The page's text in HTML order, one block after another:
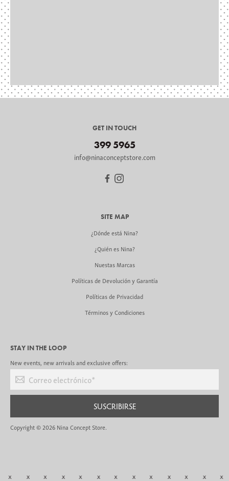
GET IN TOUCH
399 5965
info@ninaconceptstore.com
SITE MAP
¿Dónde está Nina?
¿Quién es Nina?
Nuestas Marcas
Políticas de Devolución y Garantía
Políticas de Privacidad
Términos y Condiciones
STAY IN THE LOOP
New events, new arrivals and exclusive offers:
Correo electrónico
SUSCRIBIRSE
Copyright © 2026 Nina Concept Store.